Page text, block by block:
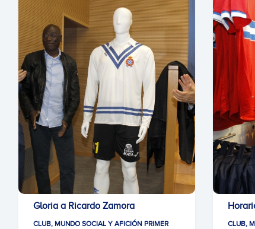
Gloria a Ricardo Zamora
CLUB, MUNDO SOCIAL Y AFICIÓN PRIMER
CLUB,